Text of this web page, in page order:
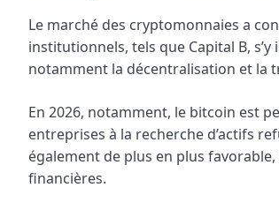
Le marché des cryptomonnaies a
institutionnels, tels que Capital B,
notamment la décentralisation et la
En 2026, notamment, le bitcoin est
entreprises à la recherche d’actifs
également de plus en plus
financières.